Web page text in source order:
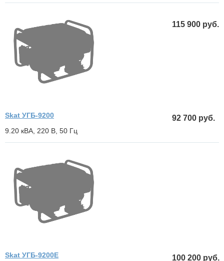
115 900 руб.
Skat УГБ-9200
9.20 кВА, 220 В, 50 Гц
92 700 руб.
Skat УГБ-9200Е 100 200 руб.